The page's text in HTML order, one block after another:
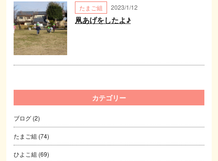
たまご組 2023/1/12
凧あげをしたよ♪
カテゴリー
ブログ (2)
たまご組 (74)
ひよこ組 (69)